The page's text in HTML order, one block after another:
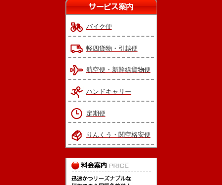
バイク便
軽四貨物・引越便
航空便・新幹線貨物便
ハンドキャリー
定期便
りんくう・関空格安便